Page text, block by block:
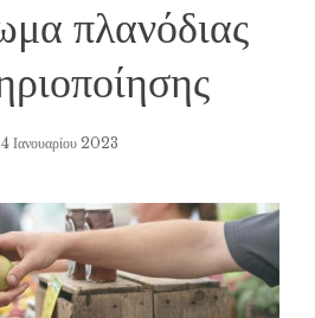
πλανόδιας
4 Ιανουαρίου 2023